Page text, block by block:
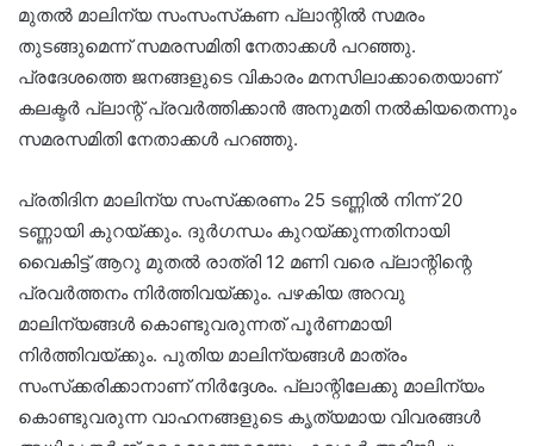
മുതല്‍ മാലിന്യ സംസംസ്‌കണ പ്ലാന്റില്‍ സമരം
തുടങ്ങുമെന്ന് സമരസമിതി നേതാക്കള്‍ പറഞ്ഞു.
പ്രദേശത്തെ ജനങ്ങളുടെ വികാരം മനസിലാക്കാതെയാണ്
കലക്ടര്‍ പ്ലാന്റ് പ്രവര്‍ത്തിക്കാന്‍ അനുമതി നല്‍കിയതെന്നും
സമരസമിതി നേതാക്കള്‍ പറഞ്ഞു.
പ്രതിദിന മാലിന്യ സംസ്‌ക്കരണം 25 ടണ്ണില്‍ നിന്ന് 20
ടണ്ണായി കുറയ്ക്കും. ദുര്‍ഗന്ധം കുറയ്ക്കുന്നതിനായി
വൈകിട്ട് ആറു മുതല്‍ രാത്രി 12 മണി വരെ പ്ലാന്റിന്റെ
പ്രവര്‍ത്തനം നിര്‍ത്തിവയ്ക്കും. പഴകിയ അറവു
മാലിന്യങ്ങള്‍ കൊണ്ടുവരുന്നത് പൂര്‍ണമായി
നിര്‍ത്തിവയ്ക്കും. പുതിയ മാലിന്യങ്ങള്‍ മാത്രം
സംസ്‌ക്കരിക്കാനാണ് നിര്‍ദ്ദേശം. പ്ലാന്റിലേക്കു മാലിന്യം
കൊണ്ടുവരുന്ന വാഹനങ്ങളുടെ കൃത്യമായ വിവരങ്ങള്‍